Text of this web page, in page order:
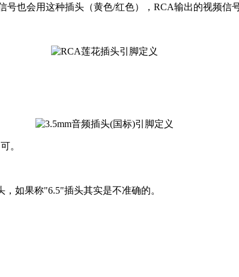
也会用这种插头（黄色/红色），RCA输出的视频信
。
如果称"6.5"插头其实是不准确的。